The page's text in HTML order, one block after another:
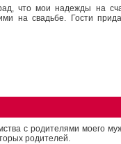
что мои надежды на
на свадьбе. Гости
с родителями моего
родителей.